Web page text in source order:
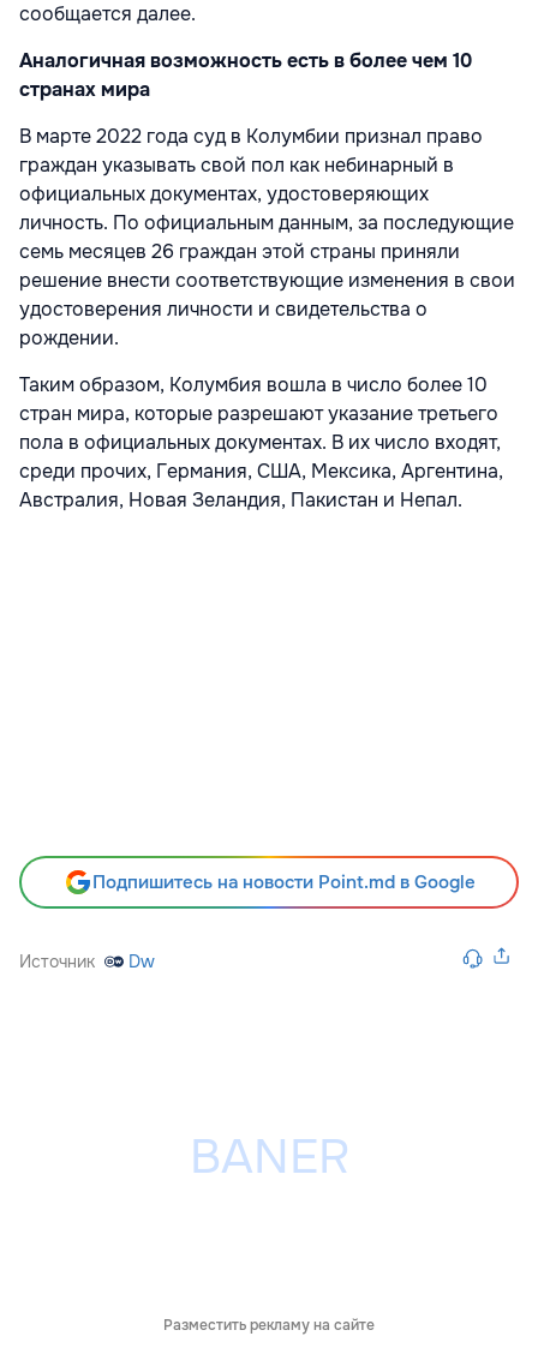
сообщается далее.
Аналогичная возможность есть в более чем 10
странах мира
В марте 2022 года суд в Колумбии признал право
граждан указывать свой пол как небинарный в
официальных документах, удостоверяющих
личность. По официальным данным, за последующие
семь месяцев 26 граждан этой страны приняли
решение внести соответствующие изменения в свои
удостоверения личности и свидетельства о
рождении.
Таким образом, Колумбия вошла в число более 10
стран мира, которые разрешают указание третьего
пола в официальных документах. В их число входят,
среди прочих, Германия, США, Мексика, Аргентина,
Австралия, Новая Зеландия, Пакистан и Непал.
Подпишитесь на новости Point.md в Google
Источник Dw
Разместить рекламу на сайте